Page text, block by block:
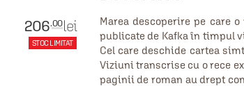
206.00lei
STOC LIMITAT
Marea descoperire pe care
publicate de Kafka în timpul
Cel care deschide cartea
Viziuni transcrise cu o rece
paginii de roman au drept